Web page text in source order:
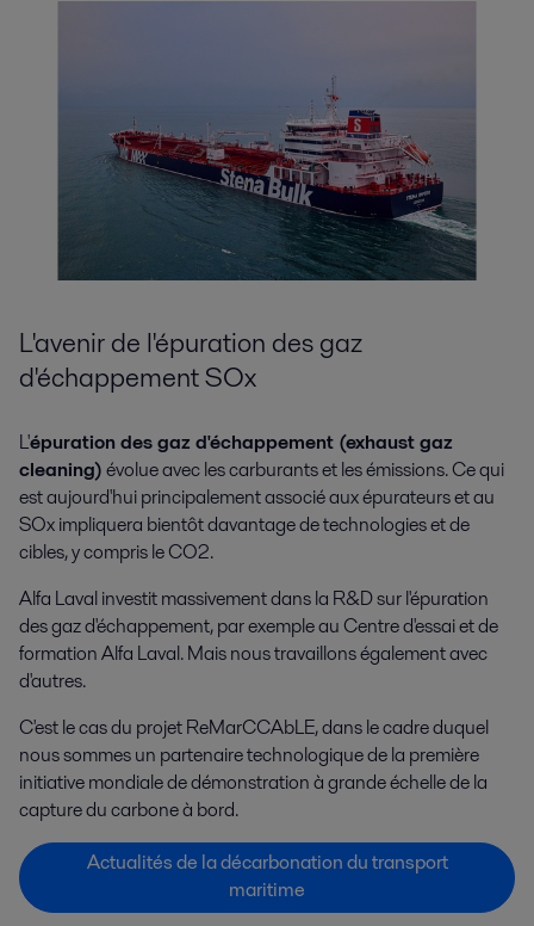
L'avenir de l'épuration des gaz
d'échappement SOx
L'épuration des gaz d'échappement (exhaust gaz
cleaning)évolue avec les carburants et les émissions. Ce qui
est aujourd'hui principalement associé aux épurateurs et au
SOx impliquera bientôt davantage de technologies et de
cibles, y compris le CO2.
Alfa Laval investit massivement dans la R&D sur l'épuration
des gaz d'échappement, par exemple au Centre d'essai et de
formation Alfa Laval. Mais nous travaillons également avec
d'autres.
C'est le cas du projet ReMarCCAbLE, dans le cadre duquel
nous sommes un partenaire technologique de la première
initiative mondiale de démonstration à grande échelle de la
capture du carbone à bord.
Actualités de la décarbonation du transport
maritime